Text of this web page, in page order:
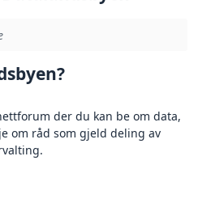
der du kan be om data,
om råd som gjeld deling av